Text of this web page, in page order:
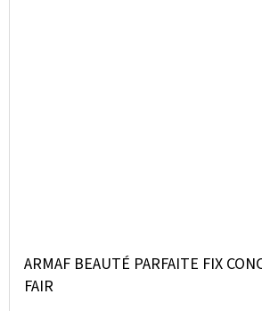
ARMAF BEAUTÉ PARFAITE FIX
FAIR